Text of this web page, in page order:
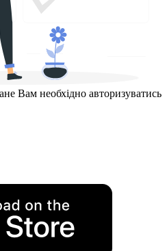
Вам необхідно авторизуватись